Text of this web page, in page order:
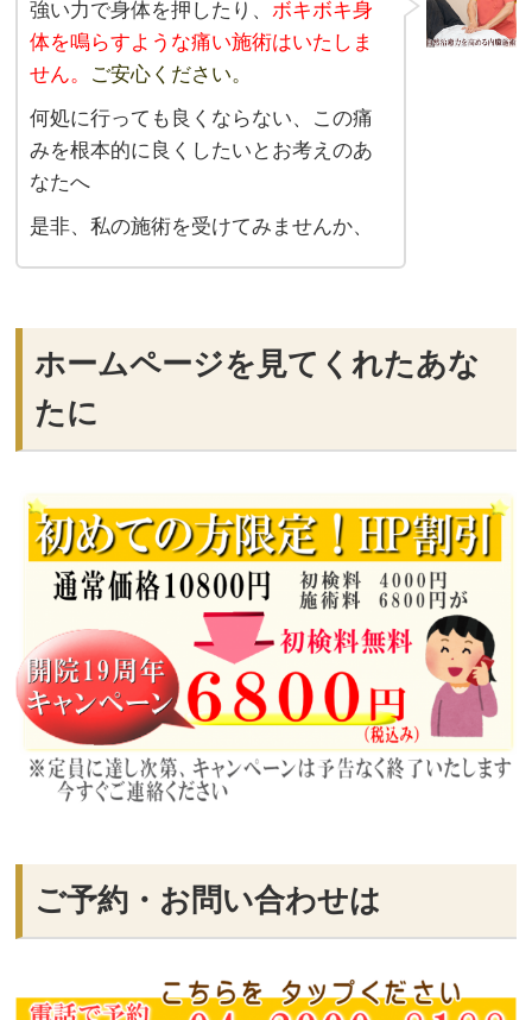
強い力で身体を押したり、ボキボキ身
体を鳴らすような痛い施術はいたしま
せん。 ご安心ください。
何処に行っても良くならない、この痛
みを根本的に良くしたいとお考えのあ
なたへ
是非、私の施術を受けてみませんか、
ホームページを見てくれたあな
たに
ご予約・お問い合わせは